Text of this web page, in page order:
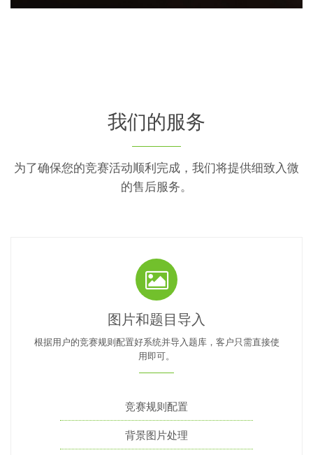
我们的服务
为了确保您的竞赛活动顺利完成，我们将提供细致入微
的售后服务。
图片和题目导入
根据用户的竞赛规则配置好系统并导入题库，客户只需直接使
用即可。
竞赛规则配置
背景图片处理